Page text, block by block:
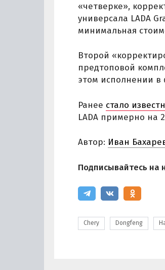
«четверке»,
универсала LADA
минимальная
Второй
предтоповой
этом исполнении в
Ранее стало
LADA примерно на
Автор: Иван
Подписывайтесь на
Chery Dongfeng